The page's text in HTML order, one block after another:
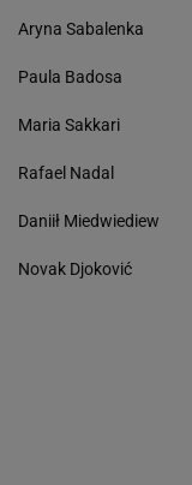
Aryna Sabalenka
Paula Badosa
Maria Sakkari
Rafael Nadal
Daniił Miedwiediew
Novak Djoković